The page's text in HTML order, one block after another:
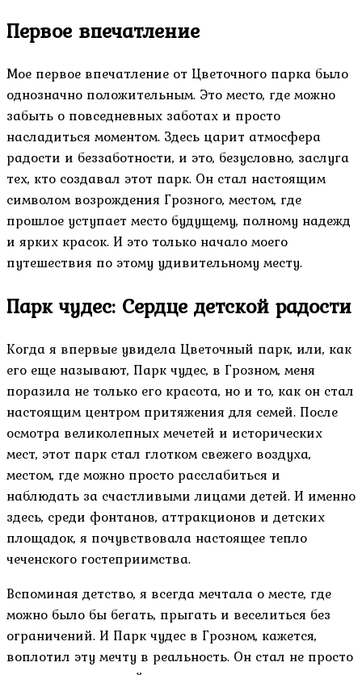
Первое впечатление
Мое первое впечатление от Цветочного парка было
однозначно положительным. Это место, где можно
забыть о повседневных заботах и просто
насладиться моментом. Здесь царит атмосфера
радости и беззаботности, и это, безусловно, заслуга
тех, кто создавал этот парк. Он стал настоящим
символом возрождения Грозного, местом, где
прошлое уступает место будущему, полному надежд
и ярких красок. И это только начало моего
путешествия по этому удивительному месту.
Парк чудес: Сердце детской радости
Когда я впервые увидела Цветочный парк, или, как
его еще называют, Парк чудес, в Грозном, меня
поразила не только его красота, но и то, как он стал
настоящим центром притяжения для семей. После
осмотра великолепных мечетей и исторических
мест, этот парк стал глотком свежего воздуха,
местом, где можно просто расслабиться и
наблюдать за счастливыми лицами детей. И именно
здесь, среди фонтанов, аттракционов и детских
площадок, я почувствовала настоящее тепло
чеченского гостеприимства.
Вспоминая детство, я всегда мечтала о месте, где
можно было бы бегать, прыгать и веселиться без
ограничений. И Парк чудес в Грозном, кажется,
воплотил эту мечту в реальность. Он стал не просто